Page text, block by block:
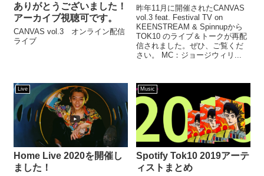
ありがとうございました！
アーカイブ視聴可です。
CANVAS vol.3 オンライン配信
ライブ
昨年11月に開催されたCANVAS
vol.3 feat. Festival TV on
KEENSTREAM & Spinnupから
TOK10 のライブ＆トークが再配
信されました。ぜひ、ご覧くだ
さい。 MC：ジョージウィリ...
Live
Home Live 2020を開催し
ました！
Music
Spotify Tok10 2019アーテ
ィストまとめ